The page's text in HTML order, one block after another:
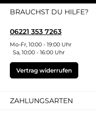
BRAUCHST DU HILFE?
06221 353 7263
Mo-Fr, 10:00 - 19:00 Uhr
Sa, 10:00 - 16:00 Uhr
Vertrag widerrufen
ZAHLUNGSARTEN